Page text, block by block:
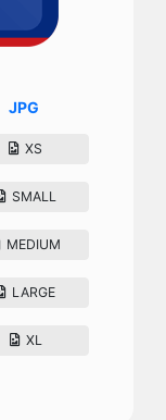
JPG
XS
SMALL
MEDIUM
LARGE
XL